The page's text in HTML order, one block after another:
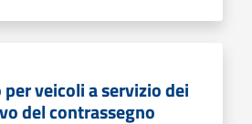
veicoli a servizio dei
del contrassegno